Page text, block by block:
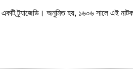
একটি ট্র্যাজেডি। অনুমিত হয়, ১৬০৬ সালে এই